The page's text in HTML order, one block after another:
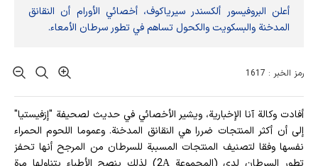
أعلن البروفيسور ألكسندر سيرياكوف، أخصائي الأورام أن النقانق
المدخنة والبسكويت والكحول تساهم في تطور سرطان الأمعاء.
رمز الخبر : 1617
أفادت وکالة آنا الإخباریة، ويشير الأخصائي في حديث لصحيفة "إزفيستيا"
إلى أن أكثر المنتجات ضررا هي النقانق المدخنة. وعموما اللحوم الحمراء
نفسها وفقا لتصنيف المنتجات المسببة للسرطان من المرجح أنها تحفز